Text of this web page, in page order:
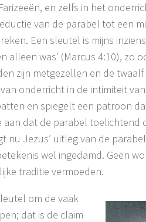
en zelfs in het
van de parabel tot een
Een sleutel is mijns
alleen was’ (Marcus 4:10), zo
zijn metgezellen en de
onderricht in de intimiteit
en spiegelt een patroon
aan dat de parabel toelichtend
nu Jezus’ uitleg van de
wel ingedamd. Geen
traditie vermoeden.
om de vaak
dat is de claim